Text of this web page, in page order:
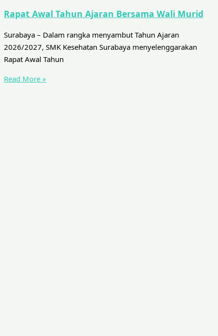
Rapat Awal Tahun Ajaran Bersama Wali Murid
Surabaya – Dalam rangka menyambut Tahun Ajaran
2026/2027, SMK Kesehatan Surabaya menyelenggarakan
Rapat Awal Tahun
Read More »